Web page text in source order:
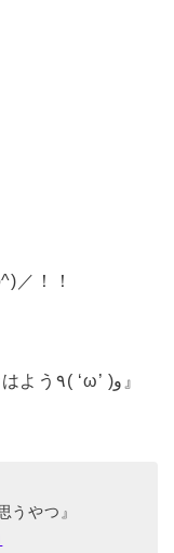
／！！
ゴールデンボンバー 樽美酒研二『おはよう٩( ‘ω’ )و』
うやつ』